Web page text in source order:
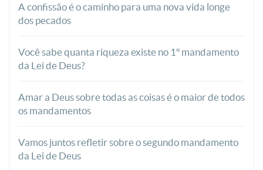
A confissão é o caminho para uma nova vida longe
dos pecados
Você sabe quanta riqueza existe no 1º mandamento
da Lei de Deus?
Amar a Deus sobre todas as coisas é o maior de todos
os mandamentos
Vamos juntos refletir sobre o segundo mandamento
da Lei de Deus